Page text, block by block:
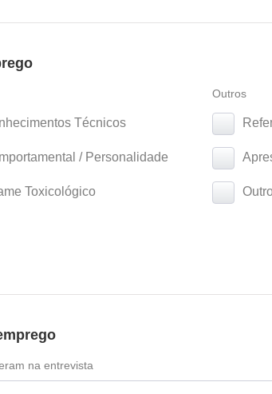
Técnicos
/ Personalidade
Toxicológico
Outros
na entrevista